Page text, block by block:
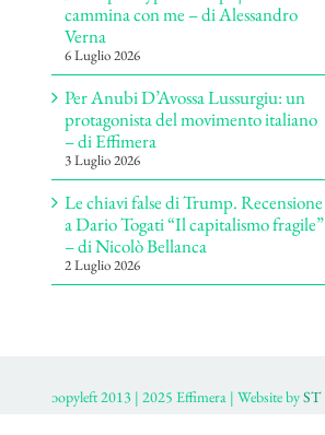
cammina con me – di Alessandro
Verna
6 Luglio 2026
Per Anubi D’Avossa Lussurgiu: un
protagonista del movimento italiano
– di Effimera
3 Luglio 2026
Le chiavi false di Trump. Recensione
a Dario Togati “Il capitalismo fragile”
– di Nicolò Bellanca
2 Luglio 2026
ɔopyleft 2013 | 2025 Effimera | Website byST